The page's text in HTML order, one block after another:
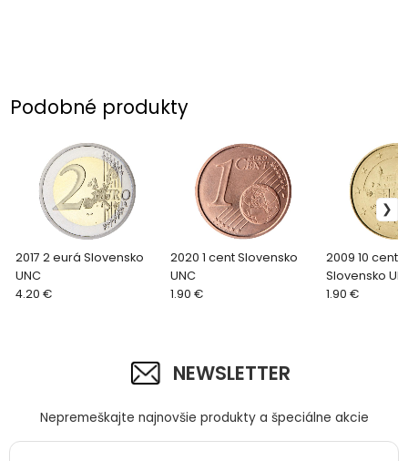
Podobné produkty
2017 2 eurá Slovensko
UNC
4.20 €
2020 1 cent Slovensko
UNC
1.90 €
2009 10
Slovensko
1.90 €
NEWSLETTER
Nepremeškajte najnovšie produkty a špeciálne akcie